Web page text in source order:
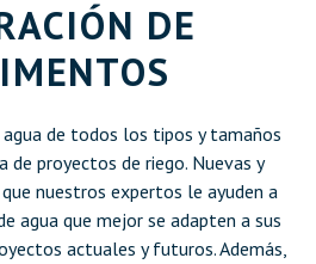
DE
de todos los tipos y tamaños
de proyectos de riego. Nuevas y
nuestros expertos le ayuden a
agua que mejor se adapten a sus
actuales y futuros. Además,